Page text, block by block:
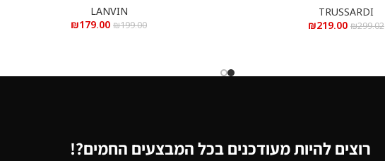
TRUSSARDI
₪299.02
₪219.00
LANVIN
₪199.00
₪179.00
רוצים להיות מעודכנים בכל המבצעים החמים?!